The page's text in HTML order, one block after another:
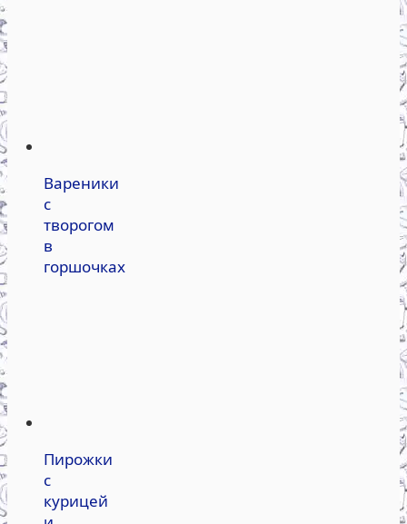
Вареники
с
творогом
в
горшочках
Пирожки
с
курицей